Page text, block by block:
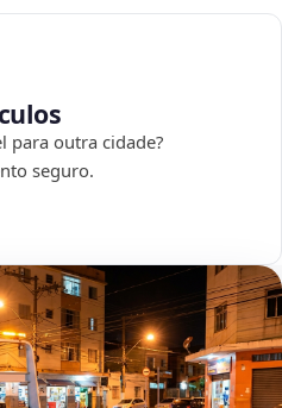
para outra cidade?
seguro.